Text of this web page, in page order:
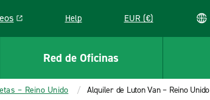
in a new window
Help EUR (€)
Red de Oficinas
– Reino Unido Alquiler de Luton Van – Reino Unido